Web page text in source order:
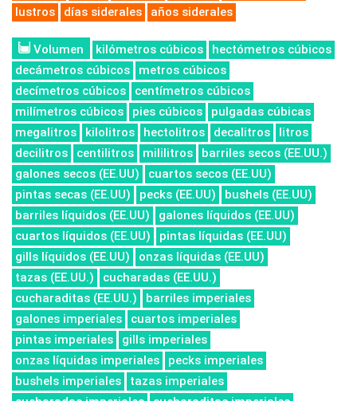
lustros
días siderales años siderales
Volumen kilómetros cúbicos
hectómetros cúbicos
decámetros cúbicos
metros cúbicos
decímetros cúbicos
centímetros cúbicos
milímetros cúbicos
pies cúbicos
pulgadas cúbicas
megalitros
kilolitros hectolitros decalitros
litros
decilitros
centilitros mililitros
barriles secos (EE.UU.)
galones secos (EE.UU)
cuartos secos (EE.UU)
pintas secas (EE.UU)
pecks (EE.UU)
bushels (EE.UU)
barriles líquidos (EE.UU)
galones líquidos (EE.UU)
cuartos líquidos (EE.UU)
pintas líquidas (EE.UU)
gills líquidos (EE.UU)
onzas líquidas (EE.UU)
tazas (EE.UU.)
cucharadas (EE.UU.)
cucharaditas (EE.UU.)
barriles imperiales
galones imperiales
cuartos imperiales
pintas imperiales
gills imperiales
onzas líquidas imperiales
pecks imperiales
bushels imperiales
tazas imperiales